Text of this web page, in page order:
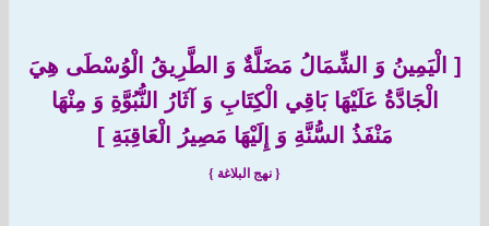
[ الْيَمِينُ وَ الشِّمَالُ مَضَلَّةٌ وَ الطَّرِيقُ الْوُسْطَى هِيَ
الْجَادَّةُ عَلَيْهَا بَاقِي الْكِتَابِ وَ آثَارُ النُّبُوَّةِ وَ مِنْهَا
مَنْفَذُ السُّنَّةِ وَ إِلَيْهَا مَصِيرُ الْعَاقِبَةِ ]
{ نهج البلاغة }